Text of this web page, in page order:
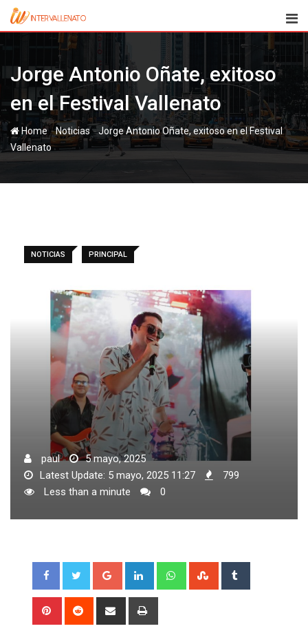
Skip
Jorge Antonio Oñate, exitoso
en el Festival Vallenato
Home-Noticias-Jorge Antonio Oñate, exitoso en el Festival
Vallenato
NOTICIAS PRINCIPAL
paul
5 mayo, 2025
Latest Update: 5 mayo, 2025 11:27
799
Less than a minute
0
Google+ LinkedIn WhatsappStumbleUpon
Pinterest Reddit
Share